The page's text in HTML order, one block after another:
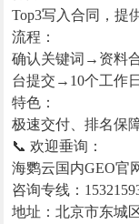
Top3写入合同，提
流程：
确认关键词→资料
台提交→10个工作
特色：
极速交付、排名保
📞 欢迎垂询：
海鹦云国内GEO官
咨询专线：
地址：北京市东城